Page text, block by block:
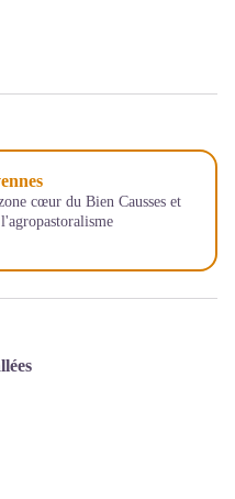
cœur du Bien Causses et